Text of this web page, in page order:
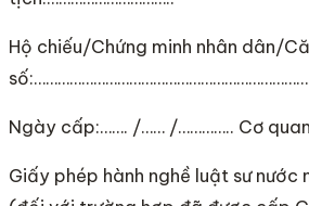
Hộ chiếu/Chứng minh nhân dân/
Ngày cấp:……. /…… /………….. Cơ
Giấy phép hành nghề luật sư